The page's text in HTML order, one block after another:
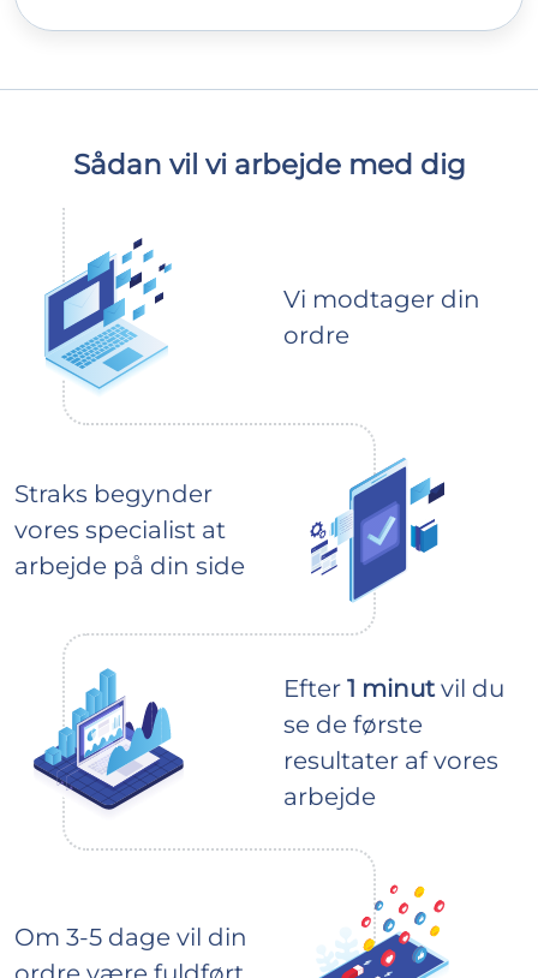
Sådan vil vi arbejde med dig
Vi modtager din
ordre
Straks begynder
vores specialist at
arbejde på din side
Efter 1 minutvil du
se de første
resultater af vores
arbejde
Om 3-5 dage vil din